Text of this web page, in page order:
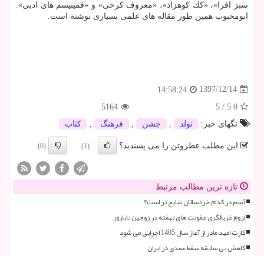
سبز افرا»، «كك كوهزاد»، «معروف كرخی» و «فمینیسم های ادبی».
ابومحبوب همین طور مقاله های علمی بسیاری نوشته است.
1397/12/14
14:58:24
5.0
/
5
5164
تگهای خبر:
تولد , جشن , فرهنگ , كتاب
این مطلب عطروتن را می پسندید؟ (1)
(0)
تازه ترین مطالب مرتبط
آسم در کدام خردسالان شایع تر است؟
لزوم غربالگری عفونت های نهفته در زوجین نابارور
کارت امید مادر از آغاز سال 1405 اجرایی می شود
کاهش بی سابقه سقط عمدی در ایران